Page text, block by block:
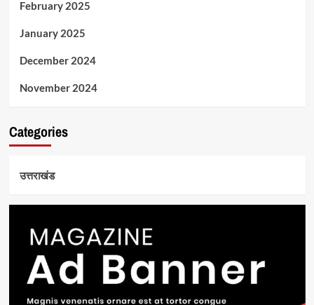
February 2025
January 2025
December 2024
November 2024
Categories
उत्तराखंड